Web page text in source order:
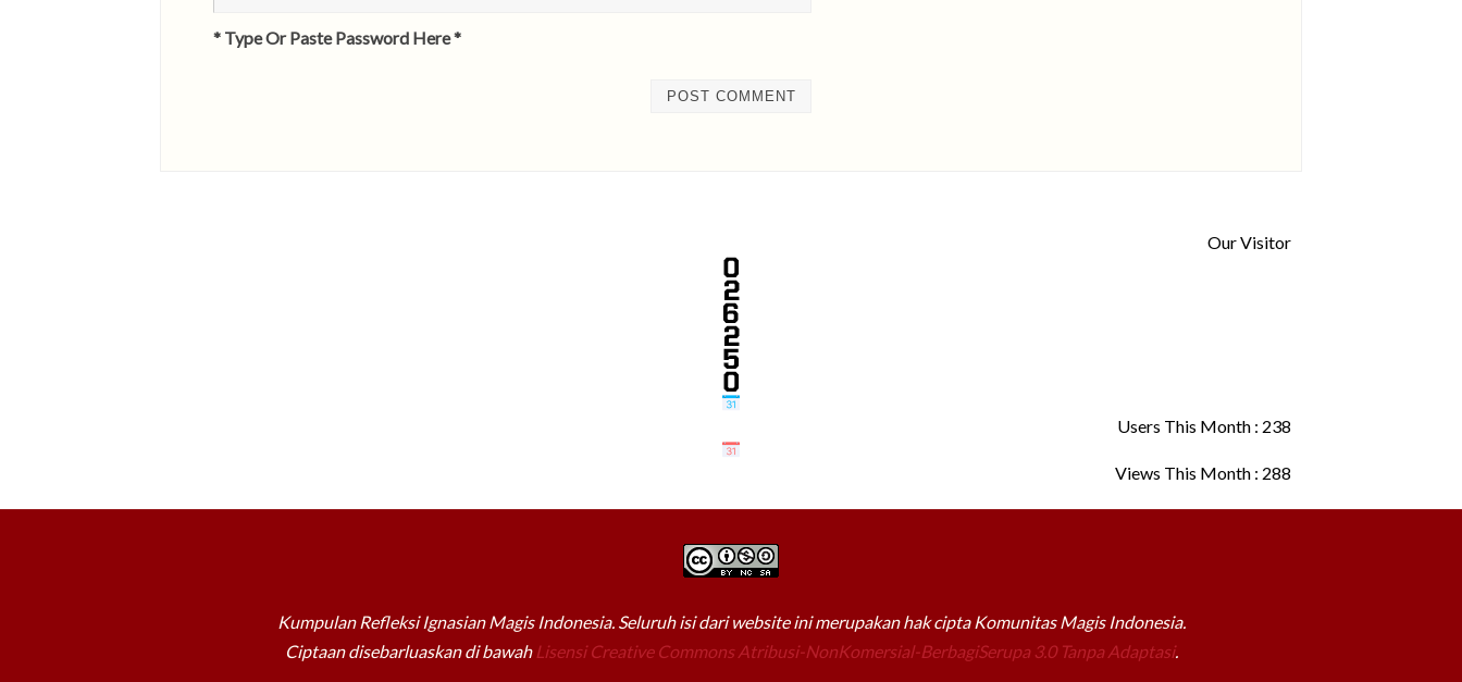
* Type Or Paste Password Here *
Our Visitor
Users This Month : 238
Views This Month : 288
Kumpulan Refleksi Ignasian Magis Indonesia. Seluruh isi dari website ini merupakan hak cipta Komunitas Magis Indonesia.
Ciptaan disebarluaskan di bawah Lisensi Creative Commons Atribusi-NonKomersial-BerbagiSerupa 3.0 Tanpa Adaptasi.